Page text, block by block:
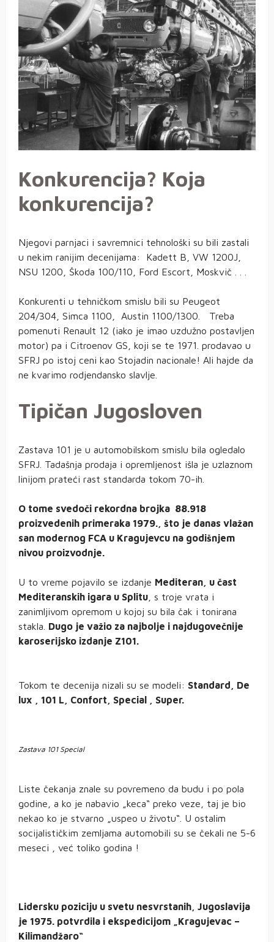
Konkurencija? Koja
konkurencija?
Njegovi parnjaci i savremnici tehnološki su bili zastali
u nekim ranijim decenijama: Kadett B, VW 1200J,
NSU 1200, Škoda 100/110, Ford Escort, Moskvič . . .
Konkurenti u tehničkom smislu bili su Peugeot
204/304, Simca 1100, Austin 1100/1300. Treba
pomenuti Renault 12 (iako je imao uzdužno postavljen
motor) pa i Citroenov GS, koji se te 1971. prodavao u
SFRJ po istoj ceni kao Stojadin nacionale! Ali hajde da
ne kvarimo rodjendansko slavlje.
Tipičan Jugosloven
Zastava 101 je u automobilskom smislu bila ogledalo
SFRJ. Tadašnja prodaja i opremljenost išla je uzlaznom
linijom prateći rast standarda tokom 70-ih.
O tome svedoči rekordna brojka 88.918
proizvedenih primeraka 1979., što je danas vlažan
san modernog FCA u Kragujevcu na godišnjem
nivou proizvodnje.
U to vreme pojavilo se izdanje Mediteran, u čast
Mediteranskih igara u Splitu , s troje vrata i
zanimljivom opremom u kojoj su bila čak i tonirana
stakla. Dugo je važio za najbolje i najdugovečnije
karoserijsko izdanje Z101.
Tokom te decenija nizali su se modeli: Standard, De
lux , 101 L, Confort, Special , Super.
Zastava 101 Special
Liste čekanja znale su povremeno da budu i po pola
godine, a ko je nabavio „keca“ preko veze, taj je bio
nekao ko je stvarno „uspeo u životu“. U ostalim
socijalističkim zemljama automobili su se čekali ne 5-6
meseci , već toliko godina !
Lidersku poziciju u svetu nesvrstanih, Jugoslavija
je 1975. potvrdila i ekspedicijom „Kragujevac –
Kilimandžaro“